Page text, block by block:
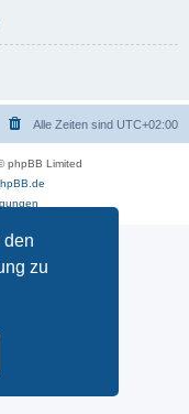
den
zu
Alle Zeiten sind UTC+02:00
phpBB Limited